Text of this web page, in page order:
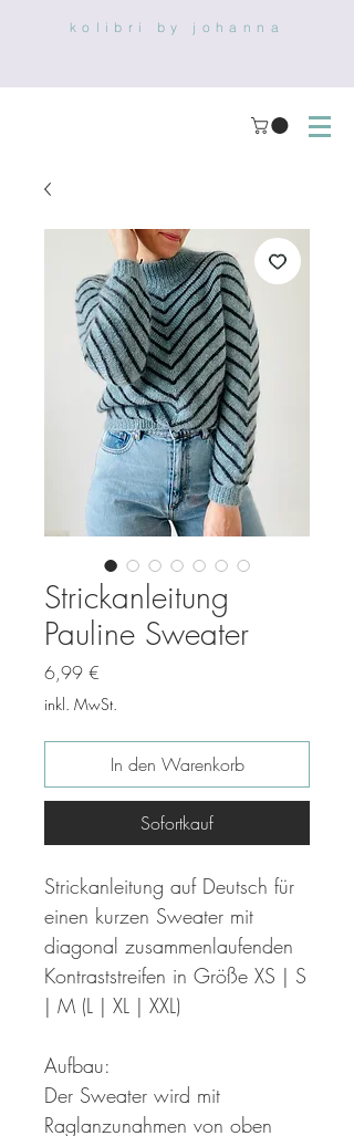
kolibri by johanna
Strickanleitung
Pauline Sweater
6,99 €
inkl. MwSt.
In den Warenkorb
Sofortkauf
Strickanleitung auf Deutsch für
einen kurzen Sweater mit
diagonal zusammenlaufenden
Kontraststreifen in Größe XS | S
| M (L | XL | XXL)
Aufbau:
Der Sweater wird mit
Raglanzunahmen von oben